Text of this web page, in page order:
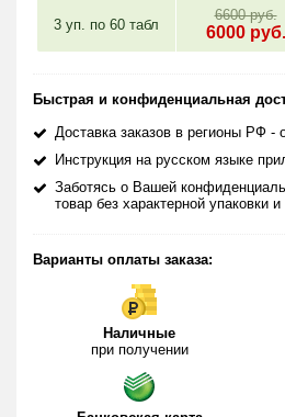
Капсулы Вимакс – это один из
препаратов, производимых
Комплекс используемых трав
значительно повысить
увеличить половой орган;
достигать более
препятствовать
увеличить приток крови к
Одно из основных преимуществ
выделяет его из ряда остальных
это полное отсутствие побочных
Способ применения
Мужчина может принимать Vimax
3 уп. по 60 табл
6600 руб.
6000руб.
Быстрая и конфиденциальная
Доставка заказов в регионы РФ -
Инструкция на русском языке
Заботясь о Вашей
товар без характерной упаковки
Варианты оплаты заказа:
Наличные
при получении